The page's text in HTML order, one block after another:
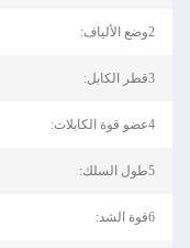
2وضع الألياف:
3قطر الكابل:
4عضو قوة الكابلات:
5طول السلك:
6قوة الشد: